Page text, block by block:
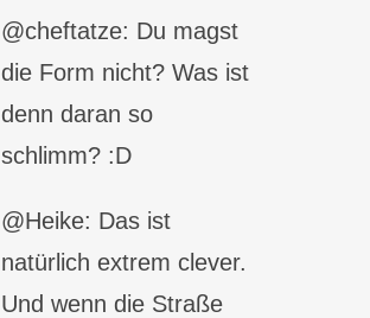
@cheftatze: Du magst
die Form nicht? Was ist
denn daran so
schlimm? :D
@Heike: Das ist
natürlich extrem clever.
Und wenn die Straße